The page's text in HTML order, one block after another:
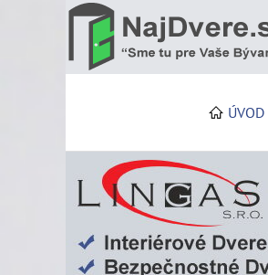
ÚVOD